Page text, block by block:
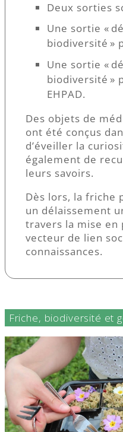
Deux sorties
Une sortie «
biodiversité »
Une sortie «
biodiversité »
EHPAD.
Des objets de
ont été conçus
d’éveiller la
également de
leurs savoirs.
Dès lors, la friche
un délaissement
travers la mise en
vecteur de lien
connaissances.
Friche, biodiversité et